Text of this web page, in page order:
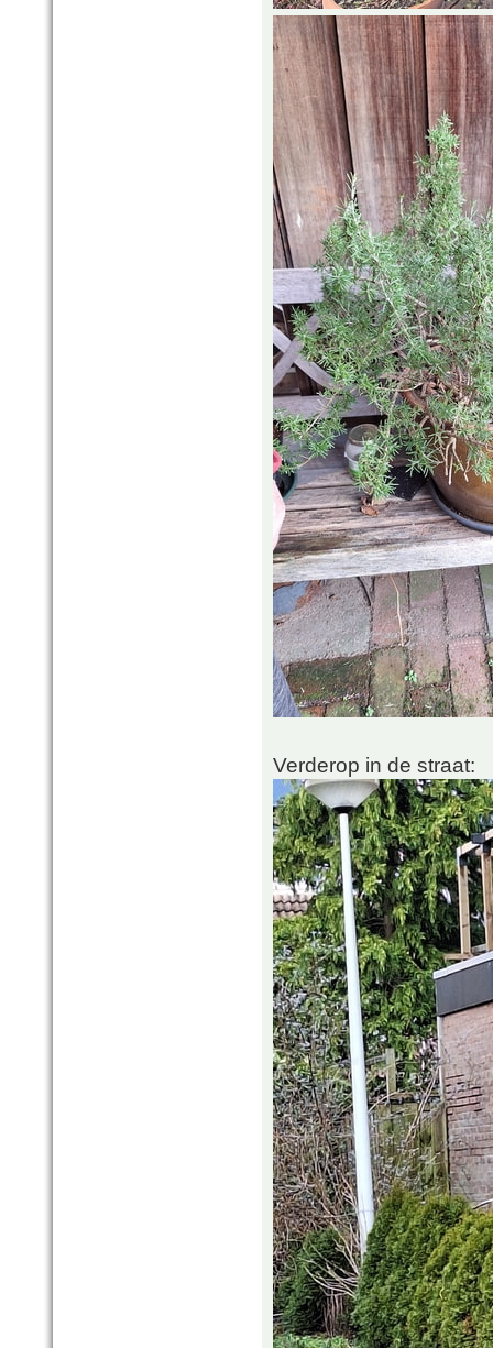
Verderop in de straat: